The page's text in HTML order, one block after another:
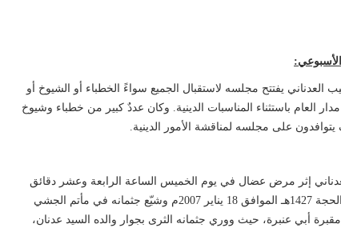
العدناني يفتتح مجلسه لاستقبال الجميع سواءً الخطباء أو الشيوخ أو
العام باستثناء المناسبات الدينية. وكان عددٌ كبير من خطباء وشيوخ
يتوافدون على مجلسه لمناقشة الأمور الدينية.
إثر مرض عضال في يوم الخميس الساعة الرابعة وعشر دقائق
عصراً يوم 29 ذو الحجة 1427هـ الموافق 18 يناير 2007م وشيّع جثمانه في مأتم الجشي
مقبرة أبي عنبرة، حيث ووري جثمانه الثرى بجوار والده السيد عدنان،